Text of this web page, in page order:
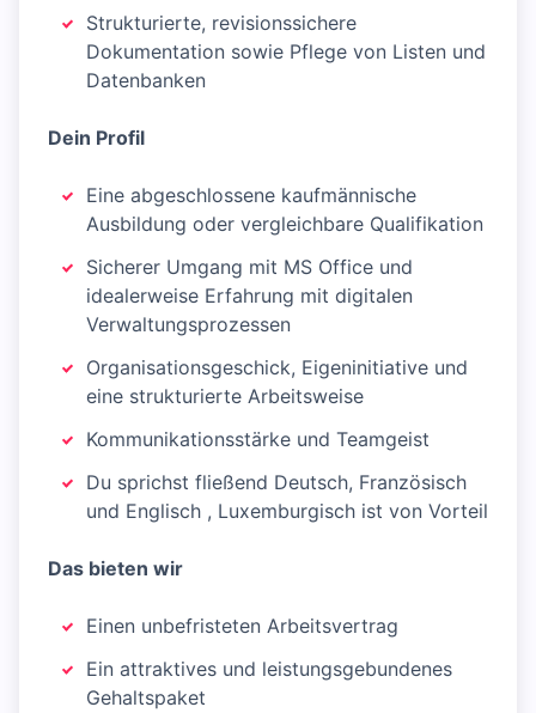
Strukturierte, revisionssichere
Dokumentation sowie Pflege von Listen und
Datenbanken
Dein Profil
Eine abgeschlossene kaufmännische
Ausbildung oder vergleichbare Qualifikation
Sicherer Umgang mit MS Office und
idealerweise Erfahrung mit digitalen
Verwaltungsprozessen
Organisationsgeschick, Eigeninitiative und
eine strukturierte Arbeitsweise
Kommunikationsstärke und Teamgeist
Du sprichst fließend Deutsch, Französisch
und Englisch , Luxemburgisch ist von Vorteil
Das bieten wir
Einen unbefristeten Arbeitsvertrag
Ein attraktives und leistungsgebundenes
Gehaltspaket